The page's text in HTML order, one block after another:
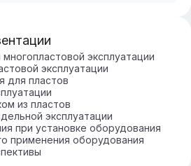
эксплуатации
эксплуатации
для пластов
из пластов
эксплуатации
при установке оборудования
применения оборудования